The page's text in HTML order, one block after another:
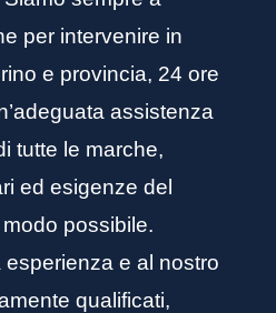
per intervenire in
e provincia, 24 ore
assistenza
tutte le marche,
ed esigenze del
possibile.
e al nostro
qualificati,